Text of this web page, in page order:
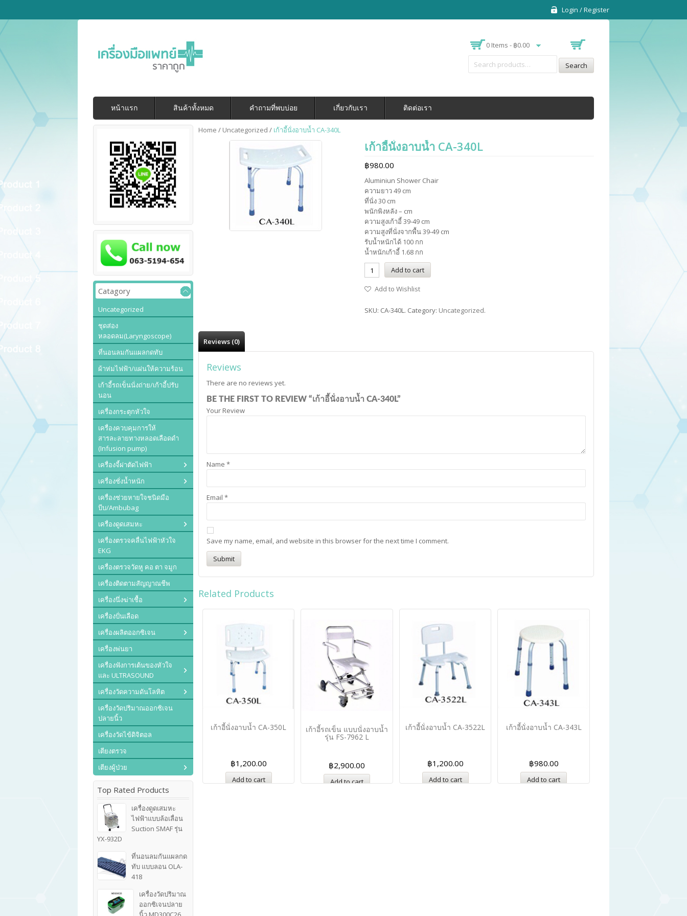
Login / Register
0 Items - ฿0.00
Search
หน้าแรก สินค้าทั้งหมด คำถามที่พบบ่อย เกี่ยวกับเรา ติดต่อเรา
Home / Uncategorized / เก้าอี้นั่งอาบน้ำ CA-340L
เก้าอี้นั่งอาบน้ำ CA-340L
฿980.00
Aluminiun Shower Chair
ความยาว 49 cm
ที่นั่ง 30 cm
พนักพิงหลัง – cm
ความสูงเก้าอี้ 39-49 cm
ความสูงที่นั่งจากพื้น 39-49 cm
รับน้ำหนักได้ 100 กก
น้ำหนักเก้าอี้ 1.68 กก
Add to cart
Add to Wishlist
SKU: CA-340L. Category: Uncategorized.
Reviews (0)
Reviews
There are no reviews yet.
BE THE FIRST TO REVIEW “เก้าอี้นั่งอาบน้ำ CA-340L”
Your Review
Name *
Email *
Save my name, email, and website in this browser for the next time I comment.
Related Products
เก้าอี้นั่งอาบน้ำ CA-350L
฿1,200.00
Add to cart
เก้าอี้รถเข็น แบบนั่งอาบน้ำ
รุ่น FS-7962 L
฿2,900.00
Add to cart
เก้าอี้นั่งอาบน้ำ CA-3522L
฿1,200.00
Add to cart
เก้าอี้นั่งอาบน้ำ CA-343L
฿980.00
Add to cart
Catagory
Uncategorized
ชุดส่อง
หลอดลม(Laryngoscope)
ที่นอนลมกันแผลกดทับ
ผ้าห่มไฟฟ้า/แผ่นให้ความร้อน
เก้าอี้รถเข็นนั่งถ่าย/เก้าอี้ปรับ
นอน
เครื่องกระตุกหัวใจ
เครื่องควบคุมการให้
สารละลายทางหลอดเลือดดำ
(Infusion pump)
เครื่องจี้ผ่าตัดไฟฟ้า
เครื่องชั่งน้ำหนัก
เครื่องช่วยหายใจชนิดมือ
บีบ/Ambubag
เครื่องดูดเสมหะ
เครื่องตรวจคลื่นไฟฟ้าหัวใจ
EKG
เครื่องตรวจวัดหู คอ ตา จมูก
เครื่องติดตามสัญญาณชีพ
เครื่องนึ่งฆ่าเชื้อ
เครื่องปั่นเลือด
เครื่องผลิตออกซิเจน
เครื่องพ่นยา
เครื่องฟังการเต้นของหัวใจ
และ ULTRASOUND
เครื่องวัดความดันโลหิต
เครื่องวัดปริมาณออกซิเจน
ปลายนิ้ว
เครื่องวัดไข้ดิจิตอล
เตียงตรวจ
เตียงผู้ป่วย
Top Rated Products
เครื่องดูดเสมหะ
ไฟฟ้าแบบล้อเลื่อน
Suction SMAF รุ่น
YX-932D
ที่นอนลมกันแผลกด
ทับ แบบลอน OLA-
418
เครื่องวัดปริมาณ
ออกซิเจนปลาย